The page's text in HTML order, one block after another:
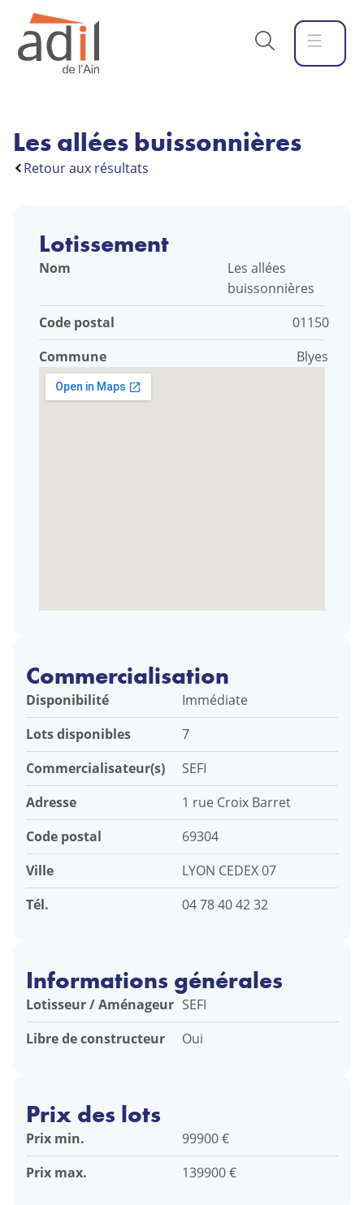
Les allées buissonnières
Retour aux résultats
Lotissement
Nom
Les allées
buissonnières
Code postal
01150
Commune
Blyes
Commercialisation
Disponibilité
Immédiate
Lots disponibles
7
Commercialisateur(s)
SEFI
Adresse
1 rue Croix Barret
Code postal
69304
Ville
LYON CEDEX 07
Tél.
04 78 40 42 32
Informations générales
Lotisseur / Aménageur SEFI
Libre de constructeur
Oui
Prix des lots
Prix min.
99900 €
Prix max.
139900 €